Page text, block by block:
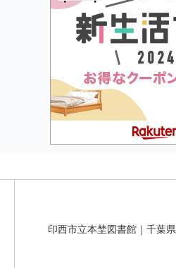
印西市立本埜図書館｜千葉県